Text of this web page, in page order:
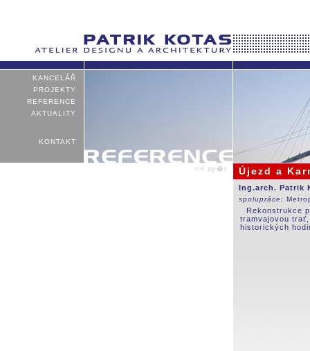
KANCELÁŘ
PROJEKTY
REFERENCE
AKTUALITY
KONTAKT
<< zp�t Újezd a
Ing.arch. Patrik
spolupráce:
Rekonstrukce
tramvajovou
historických